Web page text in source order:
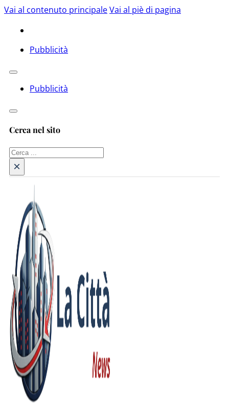
Vai al contenuto principaleVai al piè di pagina
Pubblicità
Pubblicità
Cerca nel sito
Cerca
×